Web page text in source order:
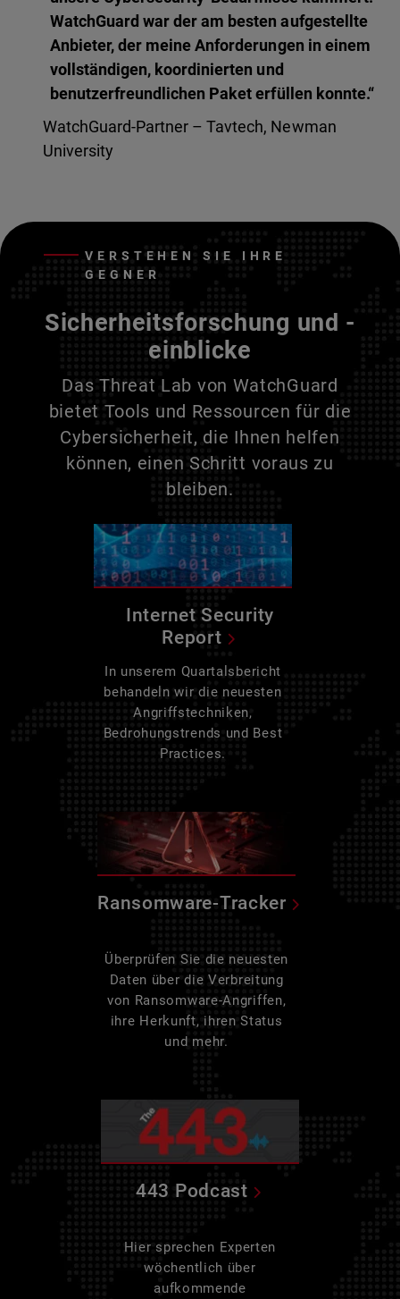
WatchGuard war der am besten aufgestellte
Anbieter, der meine Anforderungen in einem
vollständigen, koordinierten und
benutzerfreundlichen Paket erfüllen konnte.“
WatchGuard-Partner – Tavtech, Newman
University
VERSTEHEN SIE IHRE
GEGNER
Sicherheitsforschung und -
einblicke
Das Threat Lab von WatchGuard
bietet Tools und Ressourcen für die
Cybersicherheit, die Ihnen helfen
können, einen Schritt voraus zu
bleiben.
Internet Security
Report
In unserem Quartalsbericht
behandeln wir die neuesten
Angriffstechniken,
Bedrohungstrends und Best
Practices.
Ransomware-Tracker
Überprüfen Sie die neuesten
Daten über die Verbreitung
von Ransomware-Angriffen,
ihre Herkunft, ihren Status
und mehr.
443 Podcast
Hier sprechen Experten
wöchentlich über
aufkommende